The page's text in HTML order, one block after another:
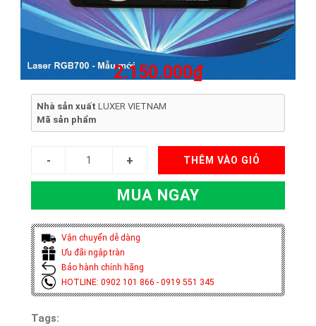
2.150.000₫
Nhà sản xuất LUXER VIETNAM
Mã sản phẩm
THÊM VÀO GIỎ
MUA NGAY
Vận chuyển dễ dàng
Ưu đãi ngập tràn
Bảo hành chính hãng
HOTLINE: 0902 101 866 - 0919 551 345
Tags: